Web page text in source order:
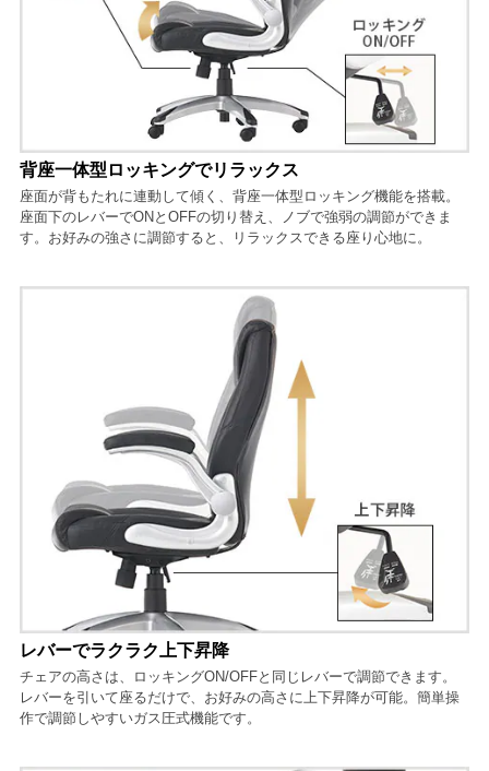
背座一体型ロッキングでリラックス
座面が背もたれに連動して傾く、背座一体型ロッキング機能を搭載。
座面下のレバーでONとOFFの切り替え、ノブで強弱の調節ができま
す。お好みの強さに調節すると、リラックスできる座り心地に。
レバーでラクラク上下昇降
チェアの高さは、ロッキングON/OFFと同じレバーで調節できます。
レバーを引いて座るだけで、お好みの高さに上下昇降が可能。簡単操
作で調節しやすいガス圧式機能です。